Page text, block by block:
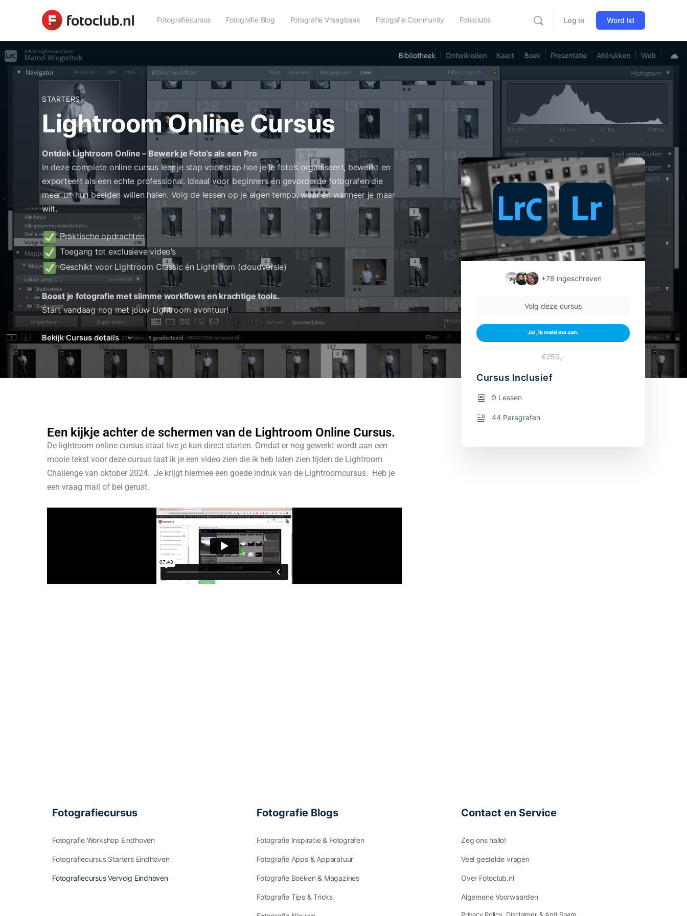
Fotografiecursus Fotografie Blog Fotografie Vraagbaak Fotogafie Community Fotoclubs Log in Word lid
STARTERS
Lightroom Online Cursus
Ontdek Lightroom Online – Bewerk je Foto’s als een Pro
In deze complete online cursus leer je stap voor stap hoe je je foto’s organiseert, bewerkt en
exporteert als een echte professional. Ideaal voor beginners én gevorderde fotografen die
meer uit hun beelden willen halen. Volg de lessen op je eigen tempo, waar en wanneer je maar
wilt.
Praktische opdrachten
Toegang tot exclusieve video’s
Geschikt voor Lightroom Classic én Lightroom (cloudversie)
Boost je fotografie met slimme workflows en krachtige tools.
Start vandaag nog met jouw Lightroom avontuur!
Bekijk Cursus details
Een kijkje achter de schermen van de Lightroom Online Cursus.
De lightroom online cursus staat live je kan direct starten. Omdat er nog gewerkt wordt aan een
mooie tekst voor deze cursus laat ik je een video zien die ik heb laten zien tijden de Lightroom
Challenge van oktober 2024. Je krijgt hiermee een goede indruk van de Lightroomcursus. Heb je
een vraag mail of bel gerust.
+78 ingeschreven
Volg deze cursus
Ja!, Ik meld me aan.
€250,-
Cursus Inclusief
9 Lessen
44 Paragrafen
Fotografiecursus
Fotografie Workshop Eindhoven
Fotografiecursus Starters Eindhoven
Fotografiecursus Vervolg Eindhoven
Fotografie Blogs
Fotografie Inspiratie & Fotografen
Fotografie Apps & Apparatuur
Fotografie Boeken & Magazines
Fotografie Tips & Tricks
Contact en Service
Zeg ons hallo!
Veel gestelde vragen
Over Fotoclub.nl
Algemene Voorwaarden